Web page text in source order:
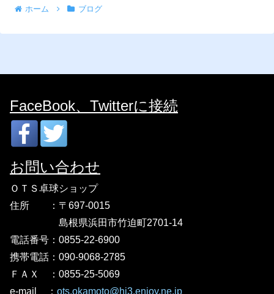
ホーム ブログ
FaceBook、Twitterに接続
お問い合わせ
ＯＴＳ卓球ショップ
住所 ：〒697-0015
島根県浜田市竹迫町2701-14
電話番号：0855-22-6900
携帯電話：090-9068-2785
ＦＡＸ
： 0855-25-5069
e-mail
： ots.okamoto@hi3.enjoy.ne.jp